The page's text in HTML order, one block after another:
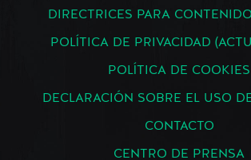
DIRECTRICES PARA
POLÍTICA DE PRIVACIDAD
POLÍTICA DE COOKIES
DECLARACIÓN SOBRE EL USO
CONTACTO
CENTRO DE PRENSA